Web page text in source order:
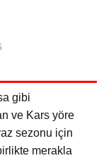
gibi
ve Kars yöre
sezonu için
merakla